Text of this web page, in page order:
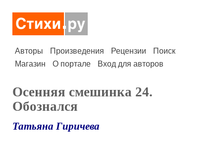
Авторы Произведения Рецензии
Поиск
Магазин
О портале Вход для авторов
Осенняя смешинка 24.
Обознался
Татьяна Гиричева